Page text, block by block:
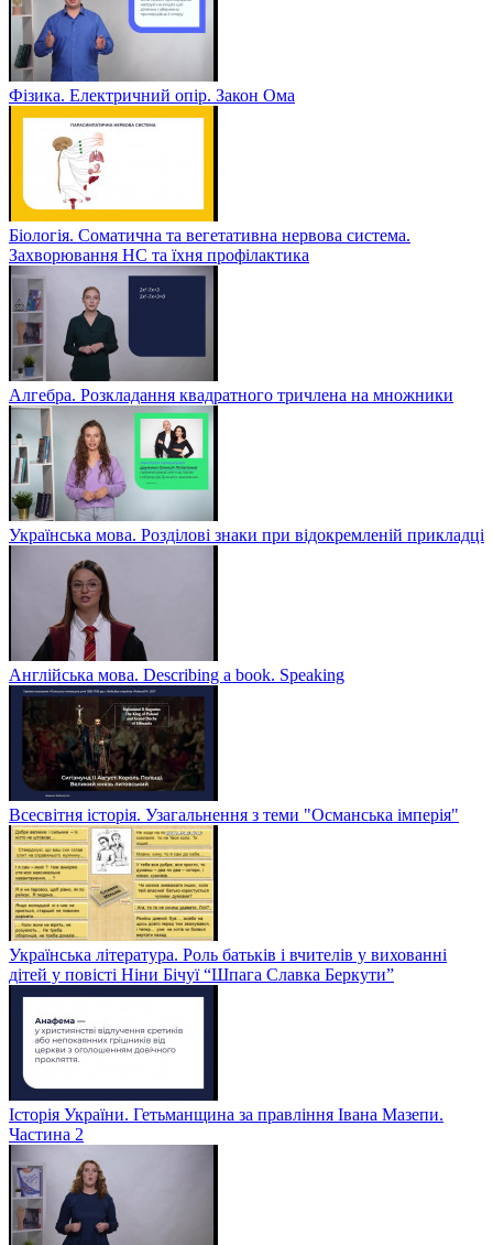
Фізика. Електричний опір. Закон Ома
Біологія. Соматична та вегетативна нервова система.
Захворювання НС та їхня профілактика
Алгебра. Розкладання квадратного тричлена на множники
Українська мова. Розділові знаки при відокремленій прикладці
Англійська мова. Describing a book. Speaking
Всесвітня історія. Узагальнення з теми "Османська імперія"
Українська література. Роль батьків і вчителів у вихованні
дітей у повісті Ніни Бічуї “Шпага Славка Беркути”
Історія України. Гетьманщина за правління Івана Мазепи.
Частина 2